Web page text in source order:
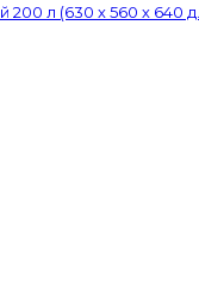
л (630 х 560 х 640